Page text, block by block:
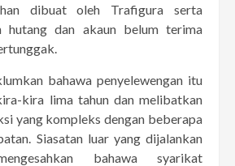
dibuat oleh Trafigura serta
hutang dan akaun belum terima
bahawa penyelewengan itu
kira lima tahun dan melibatkan
yang kompleks dengan beberapa
Siasatan luar yang dijalankan
bahawa syarikat